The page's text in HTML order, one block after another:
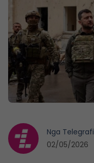
Nga Telegrafi
02/05/2026